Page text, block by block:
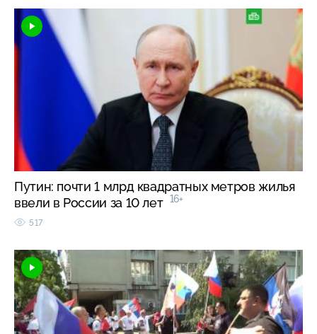
Путин: почти 1 млрд квадратных метров жилья
ввели в России за 10 лет 16+
517